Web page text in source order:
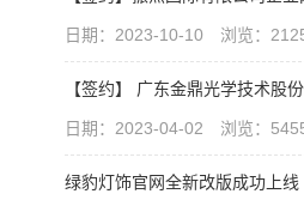
日期：2023-10-10 浏览：
【签约】 广东金鼎光学技术股
日期：2023-04-02 浏览：
绿豹灯饰官网全新改版成功上线